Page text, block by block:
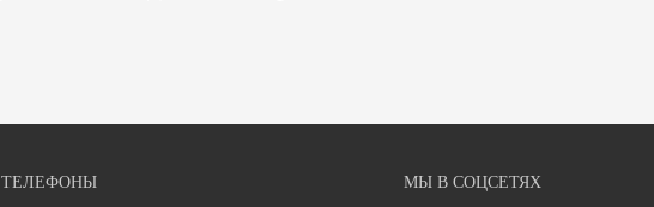
ТЕЛЕФОНЫ МЫ В СОЦСЕТЯХ